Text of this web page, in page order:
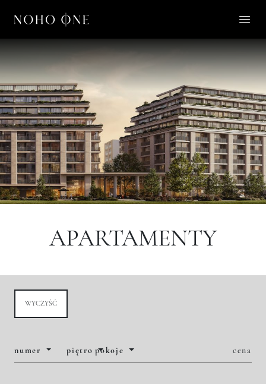
O NOHO ONE
LIFESTYLE
APARTAMENTY
O NAS
KONTAKT
APARTAMENTY
WYCZYŚĆ
numer piętro pokoje cena